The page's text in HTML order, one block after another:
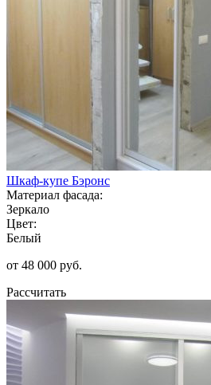
Шкаф-купе Бэронс
Материал фасада:
Зеркало
Цвет:
Белый
от 48 000 руб.
Рассчитать